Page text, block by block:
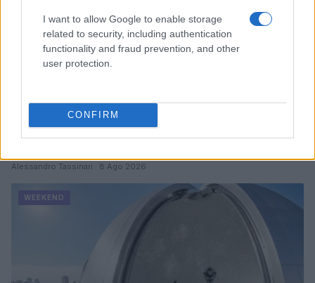
I want to allow Google to enable storage
related to security, including authentication
functionality and fraud prevention, and other
user protection.
CONFIRM
Temporali violenti al Nord e bollino rosso per il caldo:
Alessandro Tassinari · 8 Ago 2026
WEEKEND